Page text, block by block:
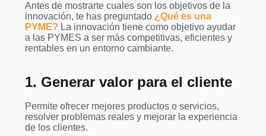
Antes de mostrarte cuales son los objetivos de la
innovación, te has preguntado ¿Qué es una
PYME? La innovación tiene como objetivo ayudar
a las PYMES a ser más competitivas, eficientes y
rentables en un entorno cambiante.
1. Generar valor para el cliente
Permite ofrecer mejores productos o servicios,
resolver problemas reales y mejorar la experiencia
de los clientes.